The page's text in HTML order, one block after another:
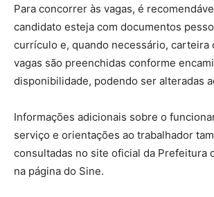
Para concorrer às vagas, é
candidato esteja com documentos
currículo e, quando necessário, carteira
vagas são preenchidas conforme
disponibilidade, podendo ser alteradas
Informações adicionais sobre o
serviço e orientações ao trabalhador
consultadas no site oficial da Prefeitura
na página do Sine.